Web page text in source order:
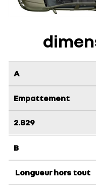
A
Empattement
2.829
B
Longueur hors tout